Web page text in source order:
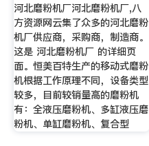
河北磨粉机厂河北磨粉机厂,八
方资源网云集了众多的河北磨粉
机厂供应商，采购商，制造商。
这是 河北磨粉机厂 的详细页
面。恒美百特生产的移动式磨粉
机根据工作原理不同，设备类型
较多，目前较销量高的磨粉机
有：全液压磨粉机、多缸液压磨
粉机、单缸磨粉机、复合型